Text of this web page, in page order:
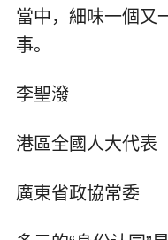
當中，細味一個又
事。
李聖潑
港區全國人大代表
廣東省政協常委